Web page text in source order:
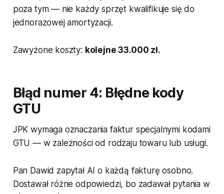
poza tym — nie każdy sprzęt kwalifikuje się do
jednorazowej amortyzacji.
Zawyżone koszty: kolejne 33.000 zł.
Błąd numer 4: Błędne kody
GTU
JPK wymaga oznaczania faktur specjalnymi kodami
GTU — w zależności od rodzaju towaru lub usługi.
Pan Dawid zapytał AI o każdą fakturę osobno.
Dostawał różne odpowiedzi, bo zadawał pytania w